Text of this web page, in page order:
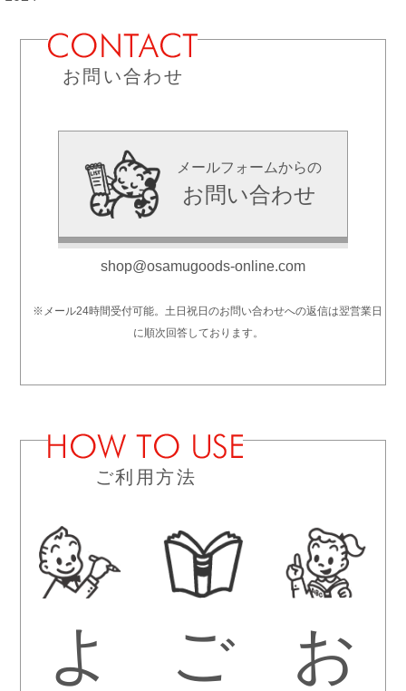
お問い合わせ
メールフォームからの
お問い合わせ
shop@osamugoods-online.com
※メール24時間受付可能。土日祝日のお問い合わせへの返信は翌営業日
に順次回答しております。
ご利用方法
よ
ご
お